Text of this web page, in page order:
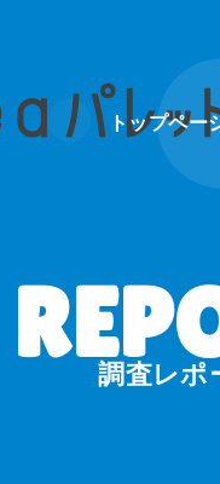
トップペー
調査レポ